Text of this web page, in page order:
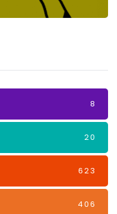
8
20
623
406